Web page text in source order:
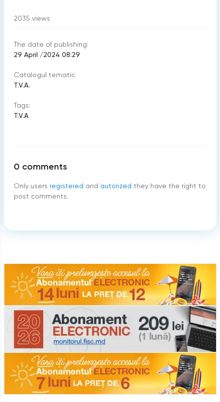
2035 views
The date of publishing:
29 April /2024 08:29
Catalogul tematic
T.V.A.
Tags:
T.V.A
0 comments
Only users registered and autorized they have the right to
post comments.